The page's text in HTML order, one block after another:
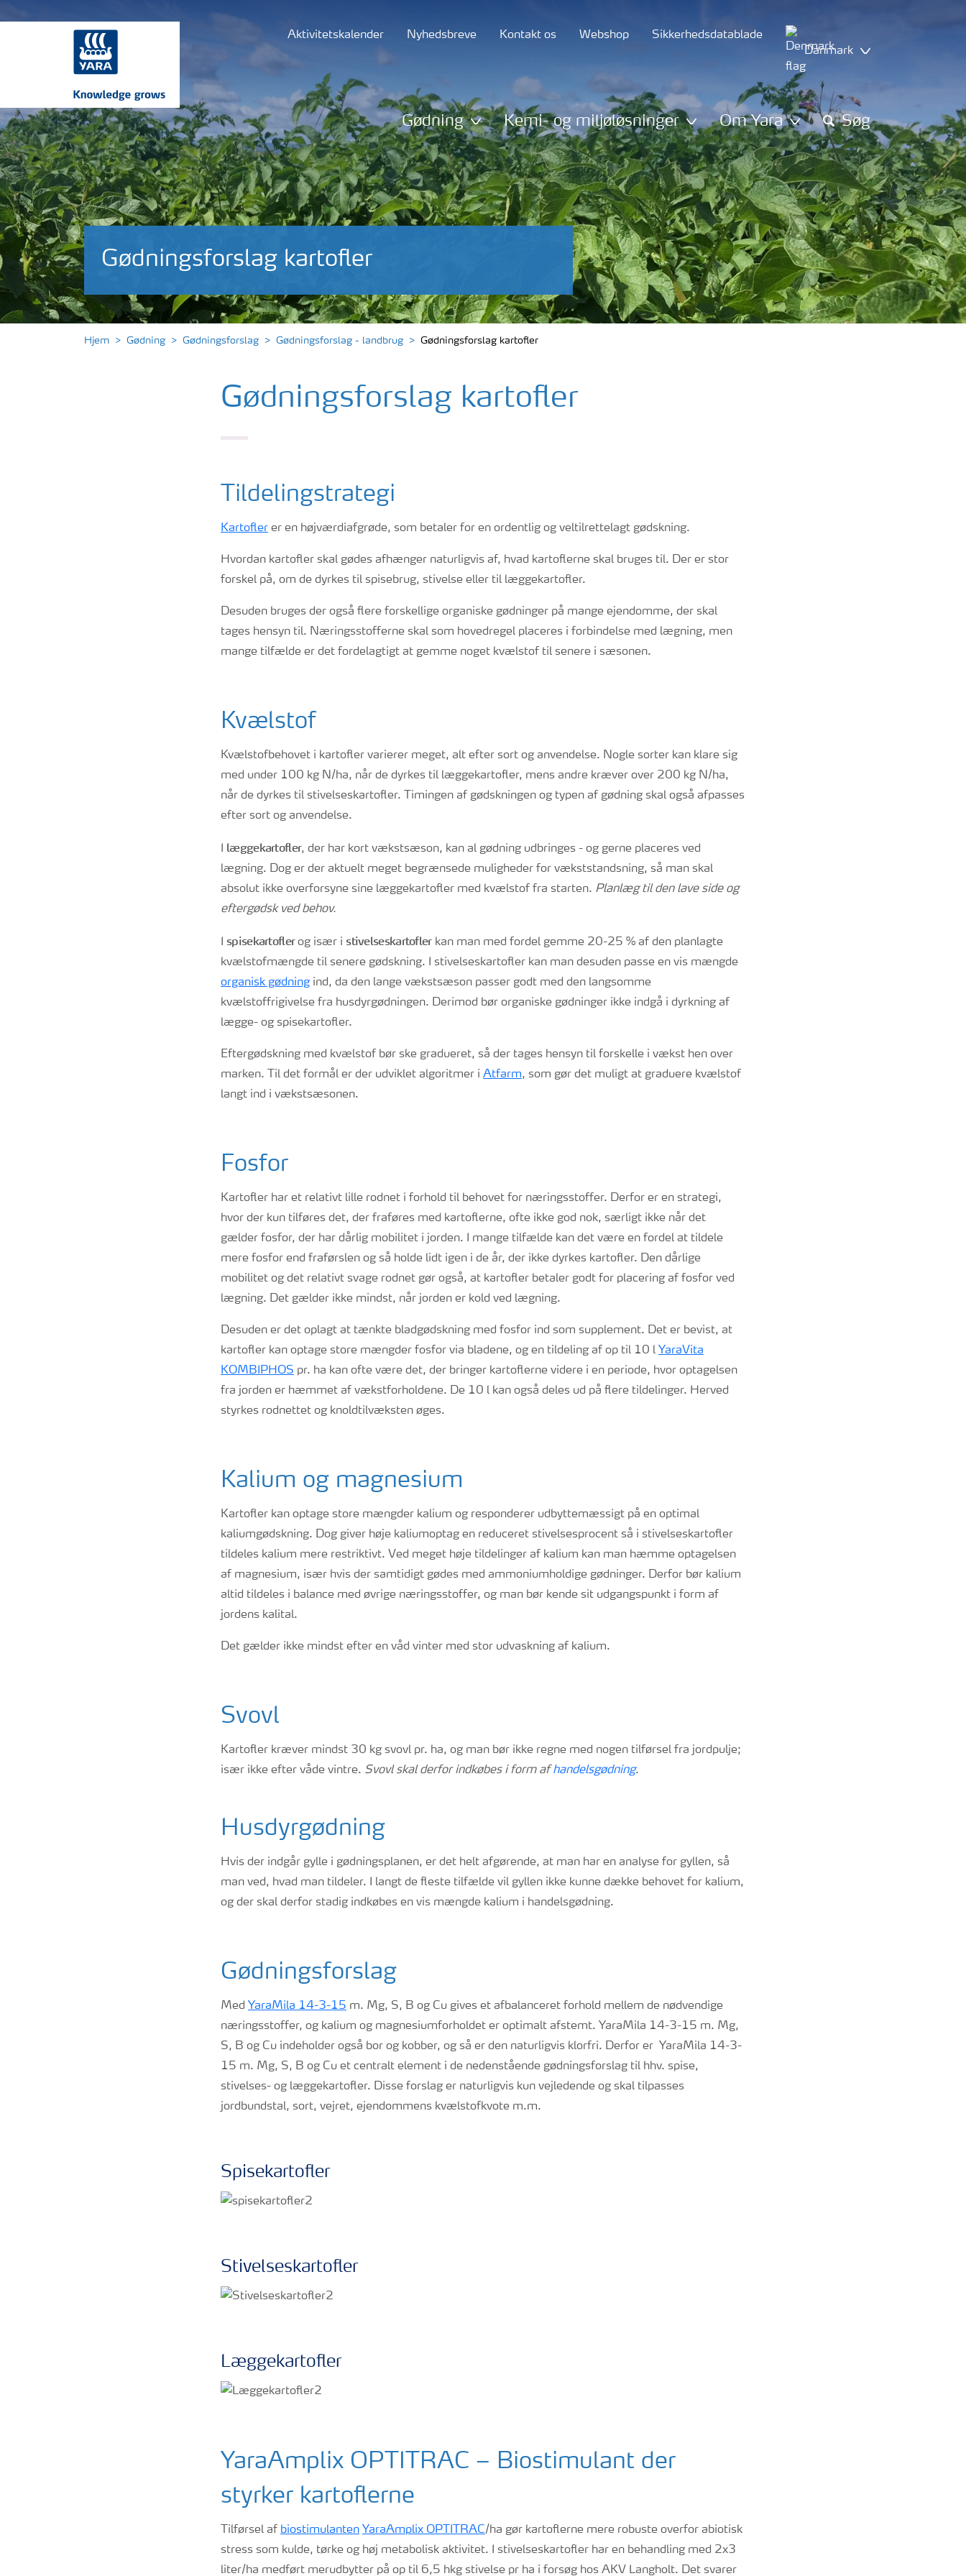
Aktivitetskalender Nyhedsbreve Kontakt os Webshop
Sikkerhedsdatablade
Danmark
Gødning Kemi- og miljøløsninger Om Yara Søg
Gødningsforslag kartofler
Hjem Gødning Gødningsforslag Gødningsforslag - landbrug Gødningsforslag kartofler
Gødningsforslag kartofler
Tildelingstrategi
Kartofler er en højværdiafgrøde, som betaler for en ordentlig og veltilrettelagt gødskning.
Hvordan kartofler skal gødes afhænger naturligvis af, hvad kartoflerne skal bruges til. Der er stor
forskel på, om de dyrkes til spisebrug, stivelse eller til læggekartofler.
Desuden bruges der også flere forskellige organiske gødninger på mange ejendomme, der skal
tages hensyn til. Næringsstofferne skal som hovedregel placeres i forbindelse med lægning, men
mange tilfælde er det fordelagtigt at gemme noget kvælstof til senere i sæsonen.
Kvælstof
Kvælstofbehovet i kartofler varierer meget, alt efter sort og anvendelse. Nogle sorter kan klare sig
med under 100 kg N/ha, når de dyrkes til læggekartofler, mens andre kræver over 200 kg N/ha,
når de dyrkes til stivelseskartofler. Timingen af gødskningen og typen af gødning skal også afpasses
efter sort og anvendelse.
læggekartofler, der har kort vækstsæson, kan al gødning udbringes - og gerne placeres ved
lægning. Dog er der aktuelt meget begrænsede muligheder for vækststandsning, så man skal
absolut ikke overforsyne sine læggekartofler med kvælstof fra starten. Planlæg til den lave side og
eftergødsk ved behov.
spisekartoflerog især i stivelseskartoflerkan man med fordel gemme 20-25 % af den planlagte
kvælstofmængde til senere gødskning. I stivelseskartofler kan man desuden passe en vis mængde
organisk gødningind, da den lange vækstsæson passer godt med den langsomme
kvælstoffrigivelse fra husdyrgødningen. Derimod bør organiske gødninger ikke indgå i dyrkning af
lægge- og spisekartofler.
Eftergødskning med kvælstof bør ske gradueret, så der tages hensyn til forskelle i vækst hen over
marken. Til det formål er der udviklet algoritmer i Atfarm, som gør det muligt at graduere kvælstof
langt ind i vækstsæsonen.
Fosfor
Kartofler har et relativt lille rodnet i forhold til behovet for næringsstoffer. Derfor er en strategi,
hvor der kun tilføres det, der fraføres med kartoflerne, ofte ikke god nok, særligt ikke når det
gælder fosfor, der har dårlig mobilitet i jorden. I mange tilfælde kan det være en fordel at tildele
mere fosfor end fraførslen og så holde lidt igen i de år, der ikke dyrkes kartofler. Den dårlige
mobilitet og det relativt svage rodnet gør også, at kartofler betaler godt for placering af fosfor ved
lægning. Det gælder ikke mindst, når jorden er kold ved lægning.
Desuden er det oplagt at tænkte bladgødskning med fosfor ind som supplement. Det er bevist, at
kartofler kan optage store mængder fosfor via bladene, og en tildeling af op til 10 l YaraVita
KOMBIPHOS pr. ha kan ofte være det, der bringer kartoflerne videre i en periode, hvor optagelsen
fra jorden er hæmmet af vækstforholdene. De 10 l kan også deles ud på flere tildelinger. Herved
styrkes rodnettet og knoldtilvæksten øges.
Kalium og magnesium
Kartofler kan optage store mængder kalium og responderer udbyttemæssigt på en optimal
kaliumgødskning. Dog giver høje kaliumoptag en reduceret stivelsesprocent så i stivelseskartofler
tildeles kalium mere restriktivt. Ved meget høje tildelinger af kalium kan man hæmme optagelsen
af magnesium, især hvis der samtidigt gødes med ammoniumholdige gødninger. Derfor bør kalium
altid tildeles i balance med øvrige næringsstoffer, og man bør kende sit udgangspunkt i form af
jordens kalital.
Det gælder ikke mindst efter en våd vinter med stor udvaskning af kalium.
Svovl
Kartofler kræver mindst 30 kg svovl pr. ha, og man bør ikke regne med nogen tilførsel fra jordpulje;
især ikke efter våde vintre. Svovl skal derfor indkøbes i form afhandelsgødning.
Husdyrgødning
Hvis der indgår gylle i gødningsplanen, er det helt afgørende, at man har en analyse for gyllen, så
man ved, hvad man tildeler. I langt de fleste tilfælde vil gyllen ikke kunne dække behovet for kalium,
og der skal derfor stadig indkøbes en vis mængde kalium i handelsgødning.
Gødningsforslag
Med YaraMila 14-3-15 m. Mg, S, B og Cu gives et afbalanceret forhold mellem de nødvendige
næringsstoffer, og kalium og magnesiumforholdet er optimalt afstemt. YaraMila 14-3-15 m. Mg,
S, B og Cu indeholder også bor og kobber, og så er den naturligvis klorfri. Derfor er YaraMila 14-3-
15 m. Mg, S, B og Cu et centralt element i de nedenstående gødningsforslag til hhv. spise,
stivelses- og læggekartofler. Disse forslag er naturligvis kun vejledende og skal tilpasses
jordbundstal, sort, vejret, ejendommens kvælstofkvote m.m.
Spisekartofler
Stivelseskartofler
Læggekartofler
YaraAmplix OPTITRAC – Biostimulant der
styrker kartoflerne
Tilførsel af biostimulanten YaraAmplix OPTITRAC/ha gør kartoflerne mere robuste overfor abiotisk
stress som kulde, tørke og høj metabolisk aktivitet. I stivelseskartofler har en behandling med 2x3
liter/ha medført merudbytter på op til 6,5 hkg stivelse pr ha i forsøg hos AKV Langholt. Det svarer